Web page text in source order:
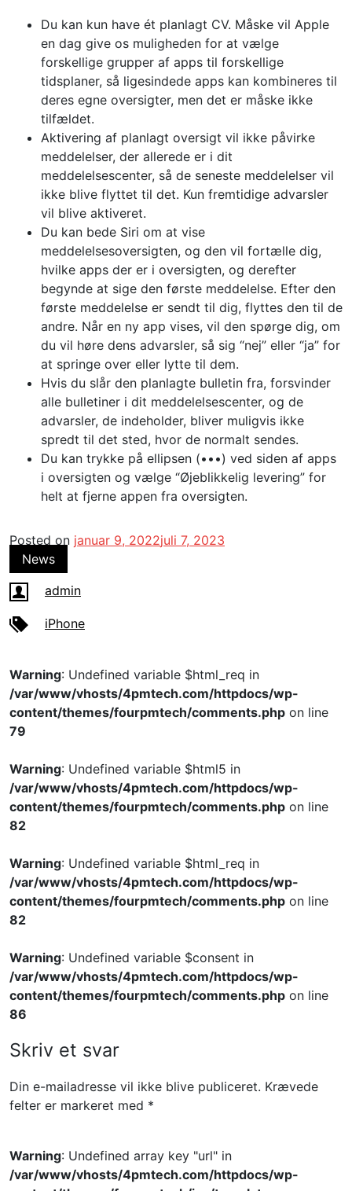
Du kan kun have ét planlagt CV. Måske vil Apple
en dag give os muligheden for at vælge
forskellige grupper af apps til forskellige
tidsplaner, så ligesindede apps kan kombineres til
deres egne oversigter, men det er måske ikke
tilfældet.
Aktivering af planlagt oversigt vil ikke påvirke
meddelelser, der allerede er i dit
meddelelsescenter, så de seneste meddelelser vil
ikke blive flyttet til det. Kun fremtidige advarsler
vil blive aktiveret.
Du kan bede Siri om at vise
meddelelsesoversigten, og den vil fortælle dig,
hvilke apps der er i oversigten, og derefter
begynde at sige den første meddelelse. Efter den
første meddelelse er sendt til dig, flyttes den til de
andre. Når en ny app vises, vil den spørge dig, om
du vil høre dens advarsler, så sig “nej” eller “ja” for
at springe over eller lytte til dem.
Hvis du slår den planlagte bulletin fra, forsvinder
alle bulletiner i dit meddelelsescenter, og de
advarsler, de indeholder, bliver muligvis ikke
spredt til det sted, hvor de normalt sendes.
Du kan trykke på ellipsen (•••) ved siden af ​​apps
i oversigten og vælge “Øjeblikkelig levering” for
helt at fjerne appen fra oversigten.
Posted on januar 9, 2022juli 7, 2023
News
admin
iPhone
Warning: Undefined variable $html_req in
/var/www/vhosts/4pmtech.com/httpdocs/wp-
content/themes/fourpmtech/comments.php on line
79
Warning: Undefined variable $html5 in
/var/www/vhosts/4pmtech.com/httpdocs/wp-
content/themes/fourpmtech/comments.php on line
82
Warning: Undefined variable $html_req in
/var/www/vhosts/4pmtech.com/httpdocs/wp-
content/themes/fourpmtech/comments.php on line
82
Warning: Undefined variable $consent in
/var/www/vhosts/4pmtech.com/httpdocs/wp-
content/themes/fourpmtech/comments.php on line
86
Skriv et svar
Din e-mailadresse vil ikke blive publiceret. Krævede
felter er markeret med *
Warning: Undefined array key "url" in
/var/www/vhosts/4pmtech.com/httpdocs/wp-